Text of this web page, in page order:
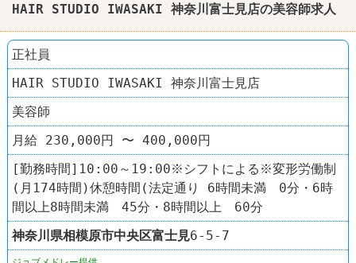
HAIR STUDIO IWASAKI 神奈川富士見店の美容師求人
正社員
HAIR STUDIO IWASAKI 神奈川富士見店
美容師
月給 230,000円 〜 400,000円
[勤務時間]10:00～19:00※シフトによる※変形労働制
(月174時間)休憩時間(法定通り 6時間未満 0分・6時
間以上8時間未満 45分・8時間以上 60分
神奈川県相模原市中央区富士見6-5-7